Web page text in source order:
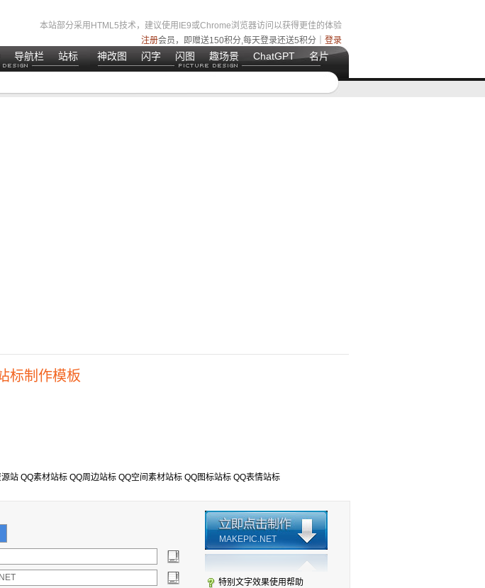
本站部分采用HTML5技术，建议使用IE9或Chrome浏览器访问以获得更佳的体验
注册会员，即赠送150积分,每天登录还送5积分｜ 登录
导航栏 站标 神改图 闪字 闪图 趣场景 ChatGPT 名片
标制作模板
站 QQ素材站标 QQ周边站标 QQ空间素材站标 QQ图标站标 QQ表情站标
MAKEPIC.NET
特别文字效果使用帮助